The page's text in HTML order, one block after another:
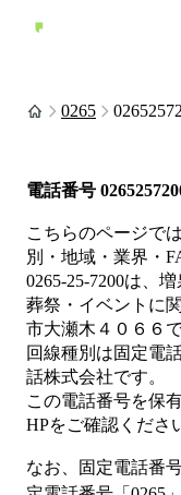
0265
電話番号
こちらのページでは
別・地域・業界・
0265-25-7200は、 増
葬祭・イベント に
市大瀬木４０６６
回線種別は固定電
話株式会社です。
この電話番号を保
HPをご確認くださ
なお、固定電話番号